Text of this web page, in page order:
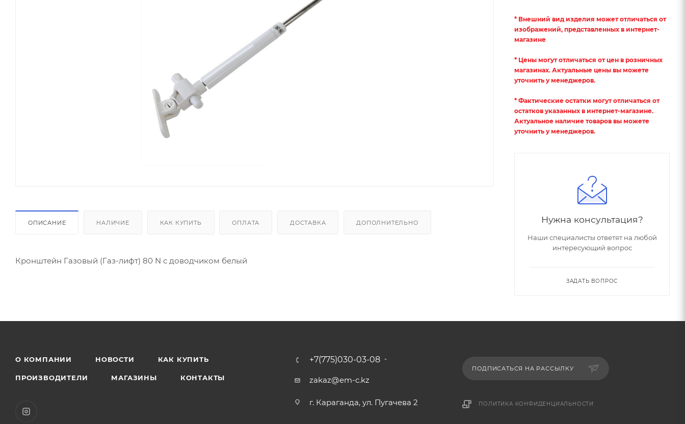
ОПИСАНИЕ НАЛИЧИЕ КАК КУПИТЬ ОПЛАТА ДОСТАВКА ДОПОЛНИТЕЛЬНО
Кронштейн Газовый (Газ-лифт) 80 N с доводчиком белый
* Внешний вид изделия может отличаться от
изображений, представленных в интернет-
магазине
* Цены могут отличаться от цен в розничных
магазинах. Актуальные цены вы можете
уточнить у менеджеров.
* Фактические остатки могут отличаться от
остатков указанных в интернет-магазине.
Актуальное наличие товаров вы можете
уточнить у менеджеров.
Нужна консультация?
Наши специалисты ответят на любой
интересующий вопрос
ЗАДАТЬ ВОПРОС
О КОМПАНИИ НОВОСТИ КАК КУПИТЬ
ПРОИЗВОДИТЕЛИ МАГАЗИНЫ КОНТАКТЫ
+7(775)030-03-08
zakaz@em-c.kz
г. Караганда, ул. Пугачева 2
ПОДПИСАТЬСЯ НА РАССЫЛКУ
ПОЛИТИКА КОНФИДЕНЦИАЛЬНОСТИ